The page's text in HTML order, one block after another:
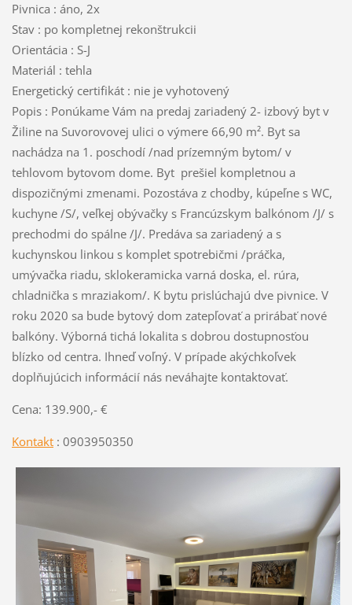
Pivnica : áno, 2x
Stav : po kompletnej rekonštrukcii
Orientácia : S-J
Materiál : tehla
Energetický certifikát : nie je vyhotovený
Popis : Ponúkame Vám na predaj zariadený 2- izbový byt v
Žiline na Suvorovovej ulici o výmere 66,90 m². Byt sa
nachádza na 1. poschodí /nad prízemným bytom/ v
tehlovom bytovom dome. Byt prešiel kompletnou a
dispozičnými zmenami. Pozostáva z chodby, kúpeľne s WC,
kuchyne /S/, veľkej obývačky s Francúzskym balkónom /J/ s
prechodmi do spálne /J/. Predáva sa zariadený a s
kuchynskou linkou s komplet spotrebičmi /práčka,
umývačka riadu, sklokeramicka varná doska, el. rúra,
chladnička s mraziakom/. K bytu prislúchajú dve pivnice. V
roku 2020 sa bude bytový dom zatepľovať a prirábať nové
balkóny. Výborná tichá lokalita s dobrou dostupnosťou
blízko od centra. Ihneď voľný. V prípade akýchkoľvek
doplňujúcich informácií nás neváhajte kontaktovať.
Cena: 139.900,- €
Kontakt: 0903950350